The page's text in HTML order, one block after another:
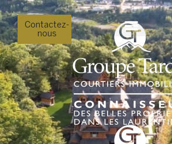
Contactez-
nous